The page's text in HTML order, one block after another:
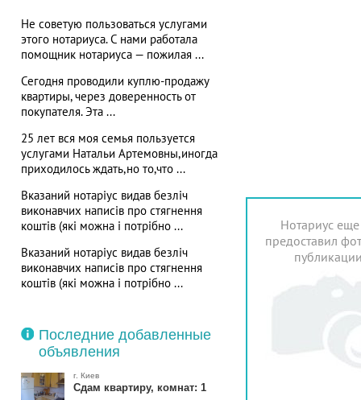
Не советую пользоваться услугами
этого нотариуса. С нами работала
помощник нотариуса — пожилая ...
Сегодня проводили куплю-продажу
квартиры, через доверенность от
покупателя. Эта ...
25 лет вся моя семья пользуется
услугами Натальи Артемовны,иногда
приходилось ждать,но то,что ...
Вказаний нотаріус видав безліч
виконавчих написів про стягнення
коштів (які можна і потрібно ...
Вказаний нотаріус видав безліч
виконавчих написів про стягнення
коштів (які можна і потрібно ...
Последние добавленные
объявления
г. Киев
Сдам квартиру, комнат: 1
Нотариус
предоставил